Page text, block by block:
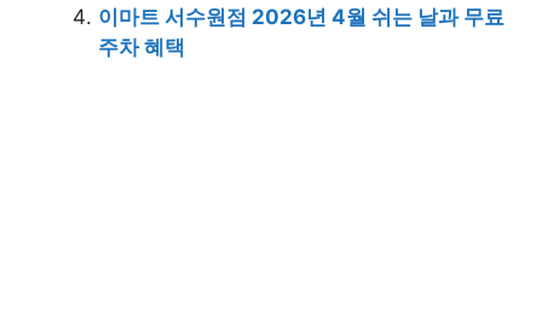
이마트 서수원점 2026년 4월 쉬는 날과 무료
주차 혜택